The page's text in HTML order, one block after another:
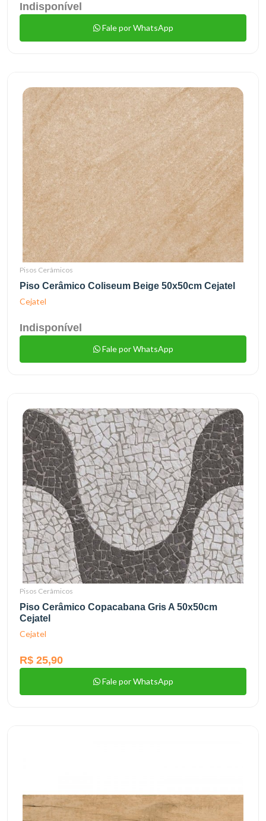
Indisponível
Fale por WhatsApp
Pisos Cerâmicos
Piso Cerâmico Coliseum Beige 50x50cm Cejatel
Cejatel
Indisponível
Fale por WhatsApp
Pisos Cerâmicos
Piso Cerâmico Copacabana Gris A 50x50cm
Cejatel
Cejatel
R$ 25,90
Fale por WhatsApp